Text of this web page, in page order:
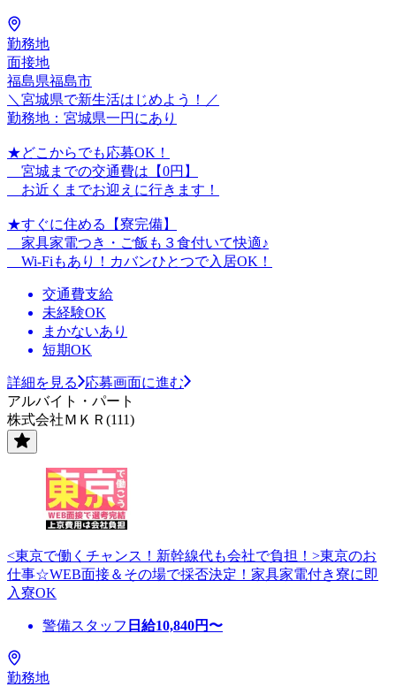
勤務地
面接地
福島県福島市
＼宮城県で新生活はじめよう！／
勤務地：宮城県一円にあり
★どこからでも応募OK！
宮城までの交通費は【0円】
お近くまでお迎えに行きます！
★すぐに住める【寮完備】
家具家電つき・ご飯も３食付いて快適♪
Wi-Fiもあり！カバンひとつで入居OK！
交通費支給
未経験OK
まかないあり
短期OK
詳細を見る
応募画面に進む
アルバイト・パート
株式会社ＭＫＲ(111)
<東京で働くチャンス！新幹線代も会社で負担！>東京のお
仕事☆WEB面接＆その場で採否決定！家具家電付き寮に即
入寮OK
警備スタッフ 日給10,840円〜
勤務地